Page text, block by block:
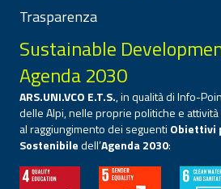
Trasparenza
Sustainable
Agenda 2030
ARS.UNI.VCO E.T.S., in qualità di Info-
delle Alpi, nelle proprie politiche e
al raggiungimento dei seguenti Obiettivi
Sostenibiledell’Agenda 2030: